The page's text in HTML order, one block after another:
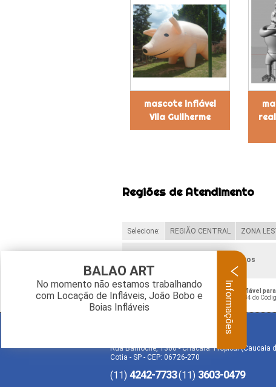
mascote inflável
Vila Guilherme
Regiões de Atendimento
Selecione: REGIÃO CENTRAL ZONA
Verifique as regiões que atendemos
O conteúdo do texto " Fábrica de Mascote Inflável
Crime de violação de direito autoral – artigo 184 do
Rua Bariloche, 1300 - Chácara Tropical (Caucaia
Cotia - SP - CEP: 06726-270
(11) 4242-7733(11) 3603-0479
BALAO ART
No momento não estamos trabalhando
com Locação de Infláveis, João Bobo e
Boias Infláveis
Informações